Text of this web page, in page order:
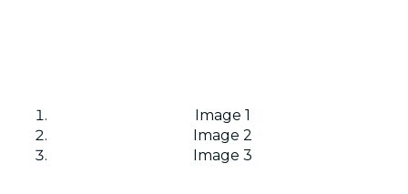
Image 1
Image 2
Image 3